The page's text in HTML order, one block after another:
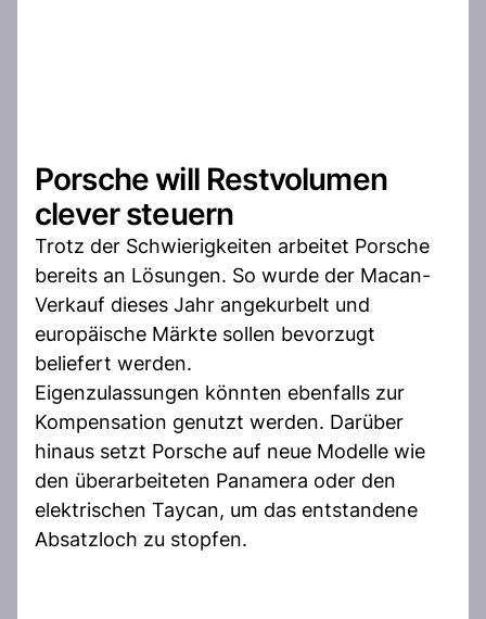
Porsche will Restvolumen
clever steuern
Trotz der Schwierigkeiten arbeitet Porsche
bereits an Lösungen. So wurde der Macan-
Verkauf dieses Jahr angekurbelt und
europäische Märkte sollen bevorzugt
beliefert werden.
Eigenzulassungen könnten ebenfalls zur
Kompensation genutzt werden. Darüber
hinaus setzt Porsche auf neue Modelle wie
den überarbeiteten Panamera oder den
elektrischen Taycan, um das entstandene
Absatzloch zu stopfen.